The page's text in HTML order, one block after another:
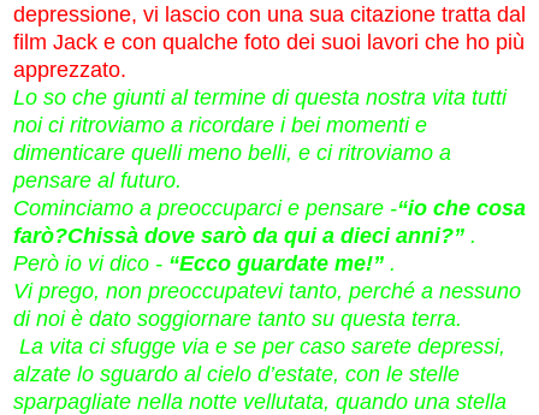
depressione, vi lascio con una sua citazione tratta dal
film Jack e con qualche foto dei suoi lavori che ho più
apprezzato.
Lo so che giunti al termine di questa nostra vita tutti
noi ci ritroviamo a ricordare i bei momenti e
dimenticare quelli meno belli, e ci ritroviamo a
pensare al futuro.
Cominciamo a preoccuparci e pensare -“io che cosa
farò?Chissà dove sarò da qui a dieci anni?” .
Però io vi dico - “Ecco guardate me!” .
Vi prego, non preoccupatevi tanto, perché a nessuno
di noi è dato soggiornare tanto su questa terra.
La vita ci sfugge via e se per caso sarete depressi,
alzate lo sguardo al cielo d’estate, con le stelle
sparpagliate nella notte vellutata, quando una stella